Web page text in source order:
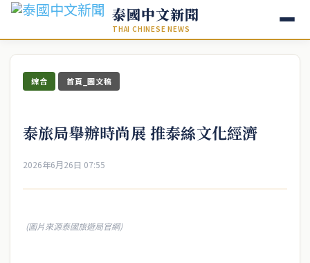
泰國中文新聞
THAI CHINESE NEWS
綜合 首頁_圖文稿
泰旅局舉辦時尚展 推泰絲文化經濟
2026年6月26日 07:55
(圖片來源泰國旅遊局官網)